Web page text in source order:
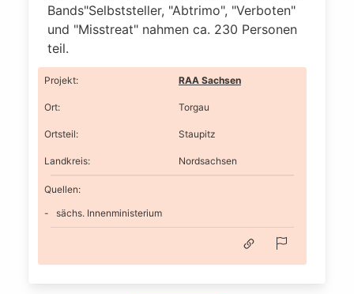
Bands"Selbststeller, "Abtrimo", "Verboten"
und "Misstreat" nahmen ca. 230 Personen
teil.
Projekt: RAA Sachsen
Ort: Torgau
Ortsteil: Staupitz
Landkreis: Nordsachsen
Quellen:
sächs. Innenministerium